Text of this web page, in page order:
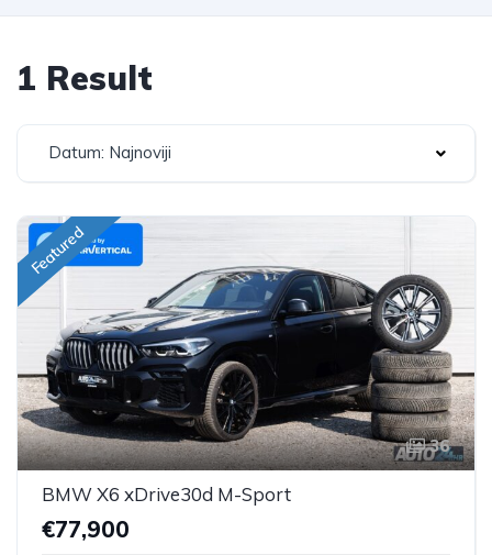
1 Result
Datum: Najnoviji
Featured
36
BMW X6 xDrive30d M-Sport
€77,900